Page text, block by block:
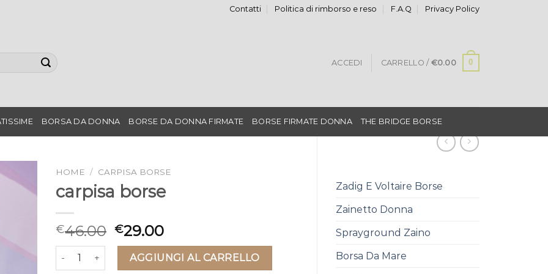
Contatti Politica di rimborso e reso F.A.Q Privacy Policy
ACCEDI CARRELLO / €0.00 0
BORSA DA DONNA BORSE DA DONNA FIRMATE BORSE FIRMATE DONNA THE BRIDGE BORSE
Zadig E Voltaire Borse
Zainetto Donna
Sprayground Zaino
Borsa Da Mare
HOME / CARPISA BORSE
carpisa borse
€46.00 €29.00
carpisa borse quantitàAGGIUNGI AL CARRELLO